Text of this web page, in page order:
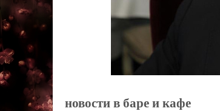
новости в баре и кафе